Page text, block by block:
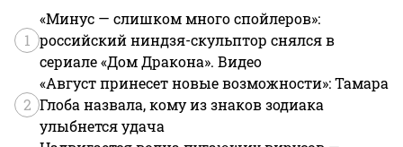
1
«Минус — слишком много спойлеров»:
российский ниндзя-скульптор снялся в
сериале «Дом Дракона». Видео
2
«Август принесет новые возможности»: Тамара
Глоба назвала, кому из знаков зодиака
улыбнется удача